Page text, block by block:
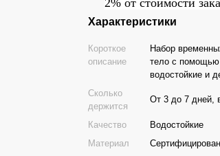
Характеристики
Короткое
описание
Набор
тело с помощью
водостойкие и
Сколько
держится
От 3 до 7 дней,
Качество
Водостойкие
Материал